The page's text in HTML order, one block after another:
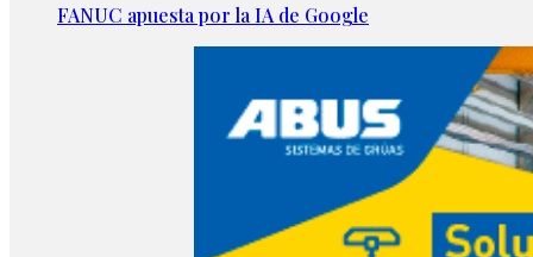
FANUC apuesta por la IA de Google